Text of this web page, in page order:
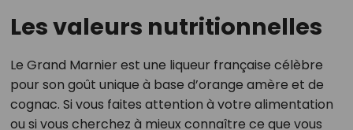
Les valeurs nutritionnelles
Le Grand Marnier est une liqueur française célèbre
pour son goût unique à base d’orange amère et de
cognac. Si vous faites attention à votre alimentation
ou si vous cherchez à mieux connaître ce que vous